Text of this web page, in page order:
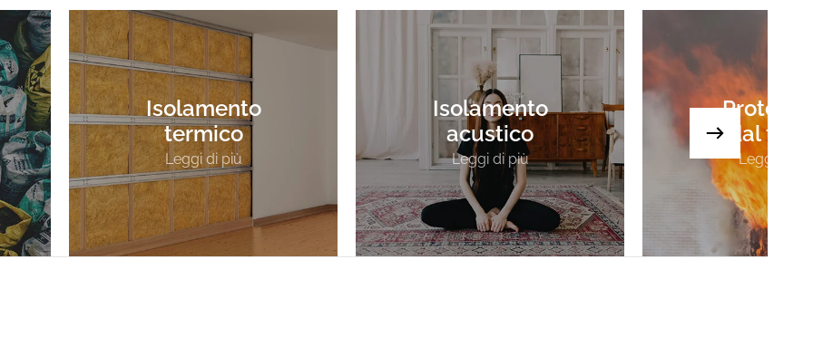
Isolamento
termico
Leggi di più
Isolamento
acustico
Leggi di più
dal
Leggi di